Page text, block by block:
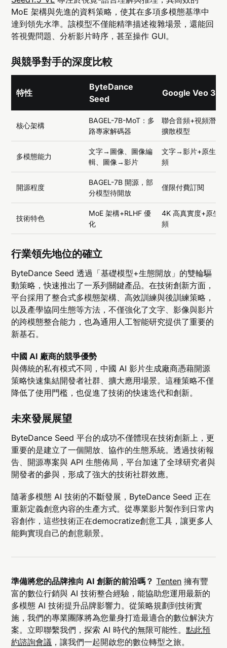
MoE 架構與先進的資料策略，使其在多項多模態基準中
達到領先水準。該模型不僅能精準描述複雜場景，還能回
答視覺問題、分析影片時序，甚至操作 GUI。
與競爭對手的深度比較
特性
ByteDance
Seed
Google Veo 3
核心架構
BAGEL-7B-MoT：多
路專家解碼器
聯合音頻+視頻潛在
擴散模型
多模態能力
文字→圖像、圖像編
輯、圖像→影片
文字→影片+原生音
頻
開源程度
BAGEL-7B 開源，部
分模型待開放
僅限付費訂閱
技術特色
MoE 架構+RLHF 優
化
4K 高真實度+原生音
頻
行業領先地位的確立
ByteDance Seed 透過「基礎模型+生態開放」的雙輪驅
動策略，快速推出了一系列關鍵產品。在技術創新方面，
平台採用了整合式多模態架構、高效訓練與後訓練策略，
以及產學協同生態等方法，不僅強化了文字、影像與影片
的跨模態整合能力，也為通用人工智能研究提供了重要的
新基石。
中國 AI 廠商的競爭優勢
與傳統的私有模式不同，中國 AI 影片生成廠商憑藉開源
策略快速集結開發者社群、擴大應用場景。這種策略不僅
降低了使用門檻，也促進了技術的快速迭代和創新。
未來發展展望
ByteDance Seed 平台的成功不僅體現在技術創新上，更
重要的是建立了一個開放、協作的生態系統。透過技術報
告、開源專案與 API 生態佈局，平台加速了全球研究者與
開發者的參與，形成了強大的技術社群效應。
隨著多模態 AI 技術的不斷發展，ByteDance Seed 正在
重新定義創意內容的生產方式。從專業影片製作到日常內
容創作，這些技術正在democratize創意工具，讓更多人
能夠實現自己的創意願景。
準備將您的品牌推向 AI 創新的前沿嗎？ Tenten 擁有豐
富的數位行銷與 AI 技術整合經驗，能協助您運用最新的
多模態 AI 技術提升品牌影響力。從策略規劃到技術實
施，我們的專業團隊將為您量身打造最適合的數位解決方
案。立即聯繫我們，探索 AI 時代的無限可能性。點此預
約諮詢會議 ，讓我們一起開啟您的數位轉型之旅。